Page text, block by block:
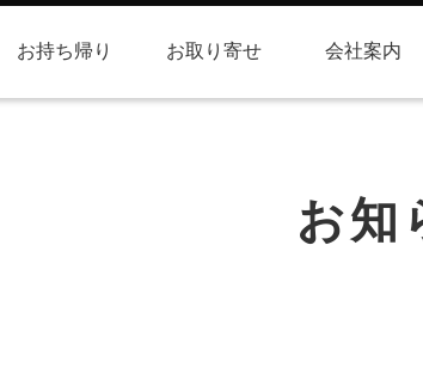
お持ち帰り お取り寄せ 会社案内
お知